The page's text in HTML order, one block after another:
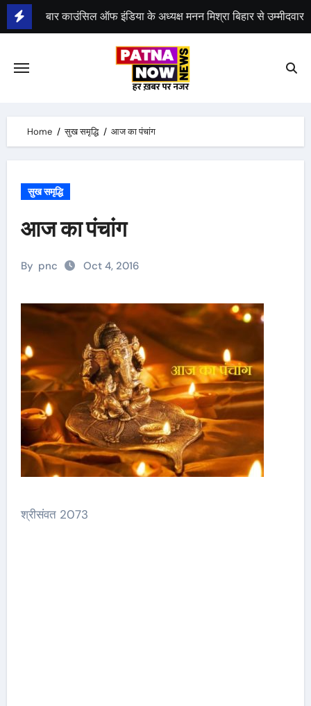
Skip
to
भीम सेना का भारत बंद, राजद का बंद को समर्थन
Home सुख समृद्धि आज का पंचांग
सुख समृद्धि
आज का पंचांग
By pnc Oct 4, 2016
श्रीसंवत 2073